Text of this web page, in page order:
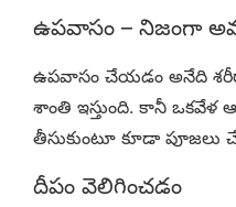
ఉపవాసం – నిజంగా
ఉపవాసం చేయడం అనేది
శాంతి ఇస్తుంది. కానీ ఒకవేళ
తీసుకుంటూ కూడా పూజలు
దీపం వెలిగించడం